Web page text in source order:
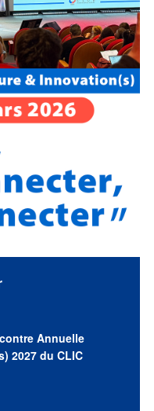
Annuelle
2027 du CLIC